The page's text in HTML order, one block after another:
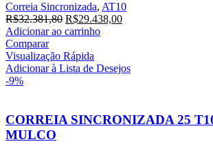
Correia Sincronizada, AT10
R$32.381,80 R$29.438,00
Adicionar ao carrinho
Comparar
Visualização Rápida
Adicionar à Lista de Desejos
-9%
CORREIA SINCRONIZADA 25
MULCO